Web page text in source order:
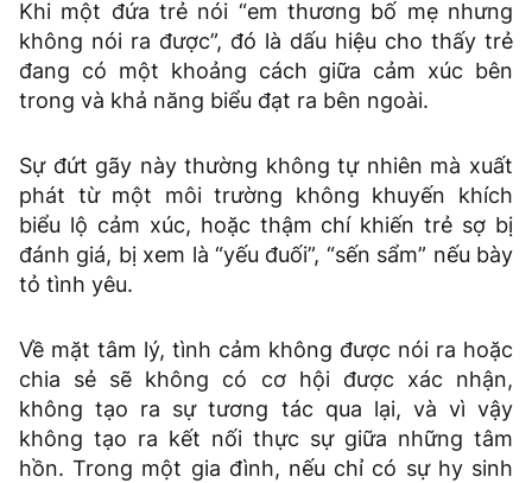
Khi một đứa trẻ nói “em thương bố mẹ nhưng
không nói ra được”, đó là dấu hiệu cho thấy trẻ
đang có một khoảng cách giữa cảm xúc bên
trong và khả năng biểu đạt ra bên ngoài.
Sự đứt gãy này thường không tự nhiên mà xuất
phát từ một môi trường không khuyến khích
biểu lộ cảm xúc, hoặc thậm chí khiến trẻ sợ bị
đánh giá, bị xem là “yếu đuối”, “sến sẩm” nếu bày
tỏ tình yêu.
Về mặt tâm lý, tình cảm không được nói ra hoặc
chia sẻ sẽ không có cơ hội được xác nhận,
không tạo ra sự tương tác qua lại, và vì vậy
không tạo ra kết nối thực sự giữa những tâm
hồn. Trong một gia đình, nếu chỉ có sự hy sinh